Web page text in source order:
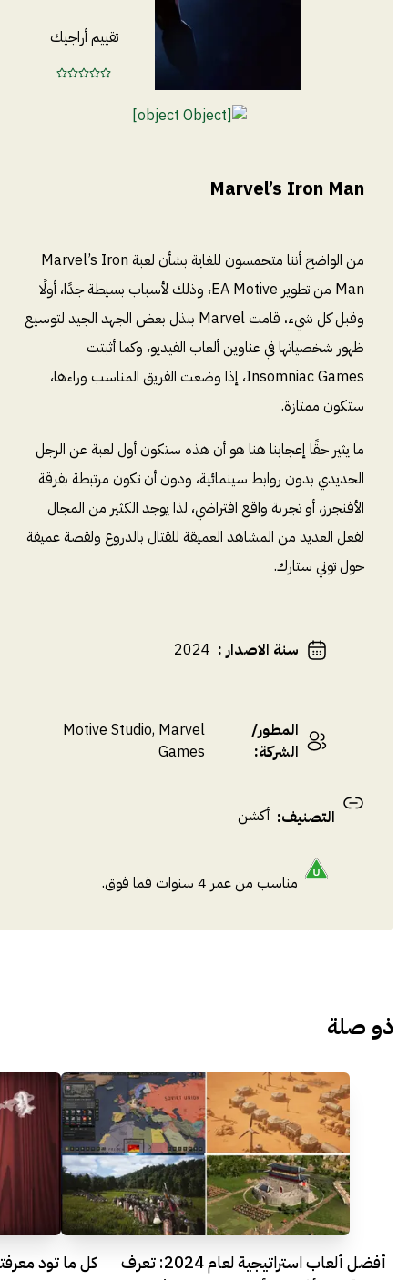
تقييم أراجيك
Marvel’s Iron Man
من الواضح أننا متحمسون للغاية بشأن لعبة Marvel’s Iron
Man من تطوير EA Motive، وذلك لأسباب بسيطة جدًا، أولًا
وقبل كل شيء، قامت Marvel ببذل بعض الجهد الجيد لتوسيع
ظهور شخصياتها في عناوين ألعاب الفيديو، وكما أثبتت
Insomniac Games، إذا وضعت الفريق المناسب وراءها،
ستكون ممتازة.
ما يثير حقًا إعجابنا هنا هو أن هذه ستكون أول لعبة عن الرجل
الحديدي بدون روابط سينمائية، ودون أن تكون مرتبطة بفرقة
الأفنجرز، أو تجربة واقع افتراضي، لذا يوجد الكثير من المجال
لفعل العديد من المشاهد العميقة للقتال بالدروع ولقصة عميقة
حول توني ستارك.
سنة الاصدار:
2024
المطور/
الشركة:
Motive Studio, Marvel
Games
التصنيف: أكشن
مناسب من عمر 4 سنوات فما فوق.
ذو صلة
أفضل ألعاب استراتيجية لعام 2024: تعرف